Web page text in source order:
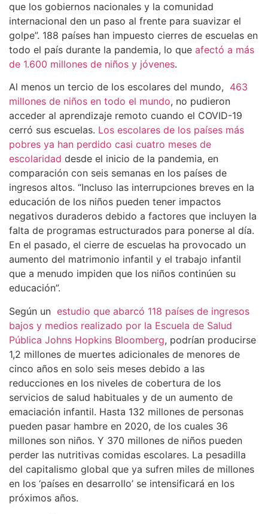
que los gobiernos nacionales y la comunidad
internacional den un paso al frente para suavizar el
golpe”. 188 países han impuesto cierres de escuelas en
todo el país durante la pandemia, lo que afectó a más
de 1.600 millones de niños y jóvenes.
Al menos un tercio de los escolares del mundo, 463
millones de niños en todo el mundo, no pudieron
acceder al aprendizaje remoto cuando el COVID-19
cerró sus escuelas. Los escolares de los países más
pobres ya han perdido casi cuatro meses de
escolaridad desde el inicio de la pandemia, en
comparación con seis semanas en los países de
ingresos altos. “Incluso las interrupciones breves en la
educación de los niños pueden tener impactos
negativos duraderos debido a factores que incluyen la
falta de programas estructurados para ponerse al día.
En el pasado, el cierre de escuelas ha provocado un
aumento del matrimonio infantil y el trabajo infantil
que a menudo impiden que los niños continúen su
educación”.
Según un estudio que abarcó 118 países de ingresos
bajos y medios realizado por la Escuela de Salud
Pública Johns Hopkins Bloomberg, podrían producirse
1,2 millones de muertes adicionales de menores de
cinco años en solo seis meses debido a las
reducciones en los niveles de cobertura de los
servicios de salud habituales y de un aumento de
emaciación infantil. Hasta 132 millones de personas
pueden pasar hambre en 2020, de los cuales 36
millones son niños. Y 370 millones de niños pueden
perder las nutritivas comidas escolares. La pesadilla
del capitalismo global que ya sufren miles de millones
en los ‘países en desarrollo’ se intensificará en los
próximos años.